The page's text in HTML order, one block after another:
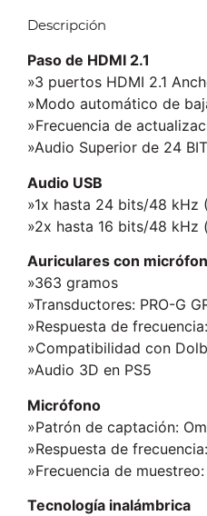
Descripción
Paso de HDMI 2.1
»3 puertos HDMI 2.1
»Modo automático de
»Frecuencia de
»Audio Superior de 24
Audio USB
»1x hasta 24 bits/48 kHz
»2x hasta 16 bits/48 kHz
Auriculares con
»363 gramos
»Transductores: PRO-G
»Respuesta de
»Compatibilidad con
»Audio 3D en PS5
Micrófono
»Patrón de captación:
»Respuesta de
»Frecuencia de
Tecnología inalámbrica